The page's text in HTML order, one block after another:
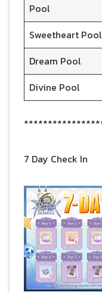
Pool
Sweetheart Pool
Dream Pool
Divine Pool
7 Day Check In